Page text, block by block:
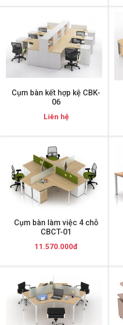
Cụm bàn kết hợp kệ CBK-
06
Liên hệ
Cụm bàn làm việc 4 chỗ
CBCT-01
11.570.000đ